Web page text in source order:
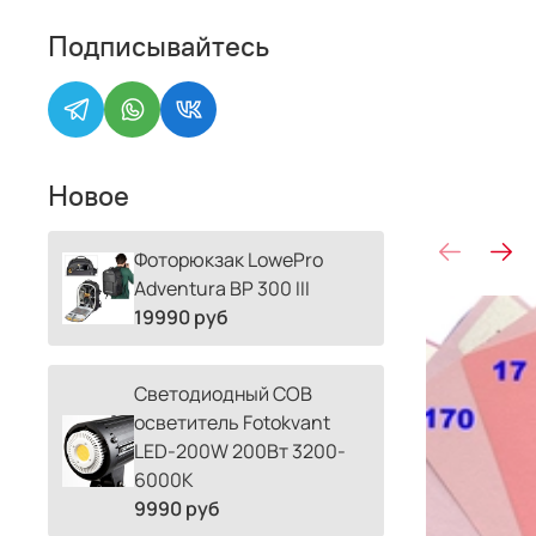
Подписывайтесь
Новое
Фоторюкзак LowePro
Adventura BP 300 III
19990 руб
Светодиодный COB
осветитель Fotokvant
LED-200W 200Вт 3200-
6000К
9990 руб